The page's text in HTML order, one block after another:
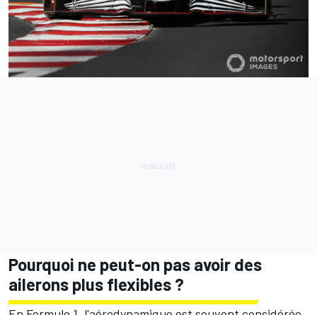
Pourquoi ne peut-on pas avoir des
ailerons plus flexibles ?